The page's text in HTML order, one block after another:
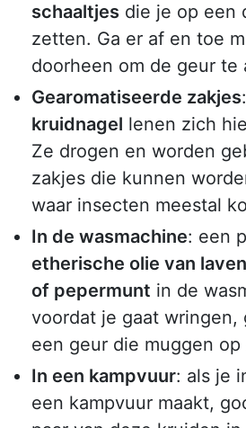
schaaltjes die je op een
zetten. Ga er af en toe
doorheen om de geur te
Gearomatiseerde zakjes:
kruidnagel lenen zich
Ze drogen en worden
zakjes die kunnen
waar insecten meestal
In de wasmachine: een
etherische olie van
of pepermunt in de
voordat je gaat wringen,
een geur die muggen
In een kampvuur: als je
een kampvuur maakt,